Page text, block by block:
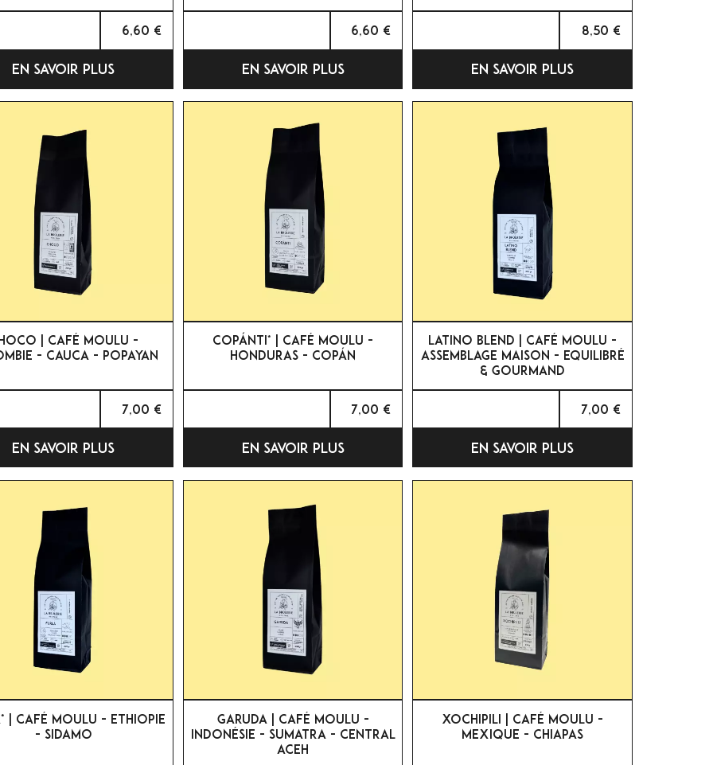
6,60 €
EN SAVOIR PLUS
6,60 €
EN SAVOIR PLUS
8,50 €
EN SAVOIR PLUS
APERÇU RAPIDE
| CAFÉ MOULU -
- CAUCA - POPAYAN
7,00 €
EN SAVOIR PLUS
 APERÇU RAPIDE
COPÁNTI* | CAFÉ MOULU -
HONDURAS - COPÁN
7,00 €
EN SAVOIR PLUS
 APERÇU RAPIDE
LATINO BLEND | CAFÉ MOULU -
ASSEMBLAGE MAISON - EQUILIBRÉ
& GOURMAND
7,00 €
EN SAVOIR PLUS
APERÇU RAPIDE
| CAFÉ MOULU - ETHIOPIE
- SIDAMO
 APERÇU RAPIDE
GARUDA | CAFÉ MOULU -
INDONÉSIE - SUMATRA - CENTRAL
ACEH
 APERÇU RAPIDE
XOCHIPILI | CAFÉ MOULU -
MEXIQUE - CHIAPAS